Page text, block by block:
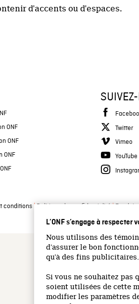
L’ONF s’engage à respecter
Nous utilisons des
d’assurer le bon
qu’à des fins publicitaires.
Si vous ne souhaitez pas
soient utilisées de cette
modifier les paramètres
d'accents ou d'espaces.
ONF
ONF
ONF
Twitter
Vimeo
YouTube
conditions | Politique de confidentialité|Emplois